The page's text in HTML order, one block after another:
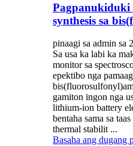
Pagpanukiduki
synthesis sa
pinaagi sa admin sa
Sa usa ka labi ka
monitor sa
epektibo nga
gamiton ingon nga
lithium-ion battery
bentaha sama sa
thermal stabilit ...
Basaha ang dugang